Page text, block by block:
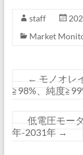
staff
Market
← モノオレ
≧98%、純度
低電圧モー
年-2031年 →